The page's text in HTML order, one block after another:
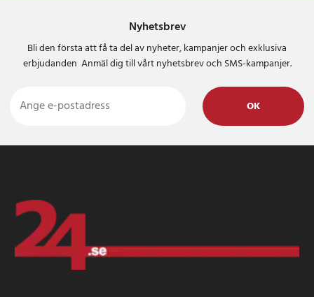
Nyhetsbrev
Bli den första att få ta del av nyheter, kampanjer och exklusiva
erbjudanden Anmäl dig till vårt nyhetsbrev och SMS-kampanjer.
OK